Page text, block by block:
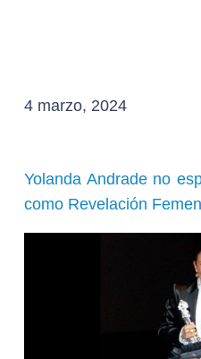
4 marzo, 2024
Yolanda Andrade no
como Revelación